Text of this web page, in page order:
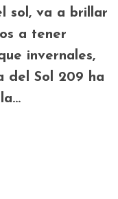
sol, va a brillar
a tener
invernales,
del Sol 209 ha